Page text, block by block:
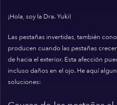
¡Hola, soy la Dra. Yuki!
Las pestañas invertidas, también
producen cuando las pestañas
de hacia el exterior. Esta afección
incluso daños en el ojo. He aquí
soluciones: